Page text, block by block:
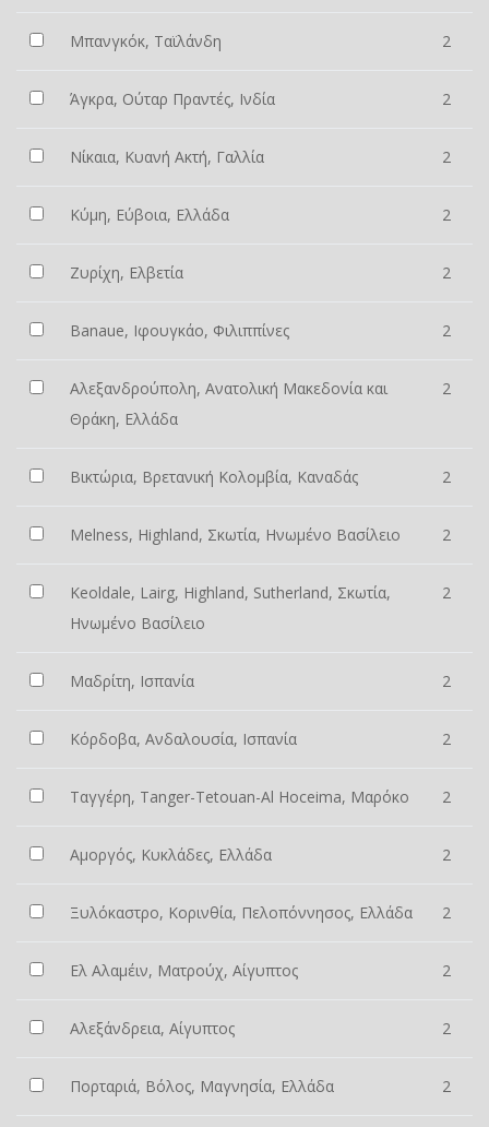
Μπανγκόκ, Ταϊλάνδη 2
Άγκρα, Ούταρ Πραντές, Ινδία 2
Νίκαια, Κυανή Ακτή, Γαλλία 2
Κύμη, Εύβοια, Ελλάδα 2
Ζυρίχη, Ελβετία 2
Banaue, Ιφουγκάο, Φιλιππίνες 2
Αλεξανδρούπολη, Ανατολική Μακεδονία και
Θράκη, Ελλάδα
2
Βικτώρια, Βρετανική Κολομβία, Καναδάς 2
Melness, Highland, Σκωτία, Ηνωμένο Βασίλειο 2
Keoldale, Lairg, Highland, Sutherland, Σκωτία,
Ηνωμένο Βασίλειο
2
Μαδρίτη, Ισπανία 2
Κόρδοβα, Ανδαλουσία, Ισπανία 2
Ταγγέρη, Tanger-Tetouan-Al Hoceima, Μαρόκο 2
Αμοργός, Κυκλάδες, Ελλάδα 2
Ξυλόκαστρο, Κορινθία, Πελοπόννησος, Ελλάδα 2
Ελ Αλαμέιν, Ματρούχ, Αίγυπτος 2
Αλεξάνδρεια, Αίγυπτος 2
Πορταριά, Βόλος, Μαγνησία, Ελλάδα 2